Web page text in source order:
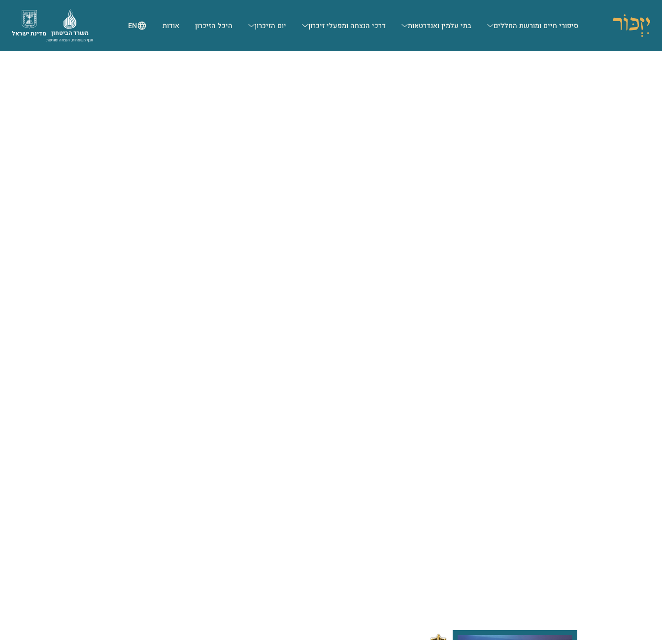
סיפורי חיים ומורשת החללים בתי עלמין ואנדרטאות דרכי הנצחה ומפעלי זיכרון יום הזיכרון היכל הזיכרון אודות EN
מדינת ישראל משרד הביטחון
אגף משפחות, הנצחה ומורשת